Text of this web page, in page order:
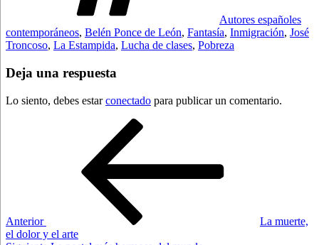
Autores españoles
contemporáneos, Belén Ponce de León, Fantasía, Inmigración, José
Troncoso, La Estampida, Lucha de clases, Pobreza
Deja una respuesta
Lo siento, debes estarconectado para publicar un comentario.
Anterior
La muerte,
el dolor y el arte